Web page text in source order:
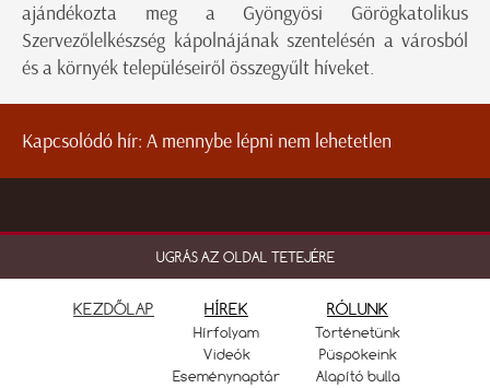
ajándékozta meg a Gyöngyösi Görögkatolikus
Szervezőlelkészség kápolnájának szentelésén a városból
és a környék településeiről összegyűlt híveket.
Kapcsolódó hír: A mennybe lépni nem lehetetlen
UGRÁS AZ OLDAL TETEJÉRE
KEZDŐLAP HÍREK
Hírfolyam
Videók
Eseménynaptár
RÓLUNK
Történetünk
Püspökeink
Alapító bulla